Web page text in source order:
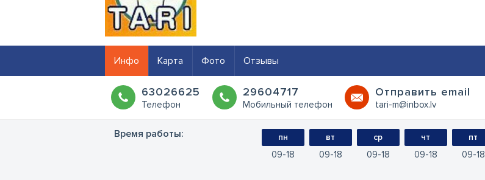
Инфо Карта Фото Отзывы
63026625
Телефон
29604717
Мобильный телефон
Oтправить email
tari-m@inbox.lv
Время работы: пн
09 18
вт
09 18
ср
09 18
чт
09 18
пт
09 18